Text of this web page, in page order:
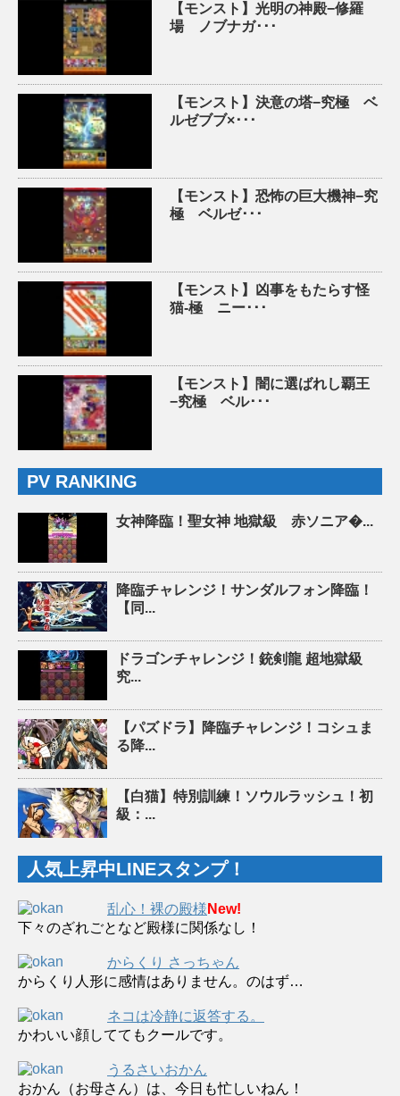
【モンスト】光明の神殿−修羅
場 ノブナガ･･･
【モンスト】決意の塔−究極 ベ
ルゼブブ×･･･
【モンスト】恐怖の巨大機神−究
極 ベルゼ･･･
【モンスト】凶事をもたらす怪
猫-極 ニー･･･
【モンスト】闇に選ばれし覇王
−究極 ベル･･･
PV RANKING
女神降臨！聖女神 地獄級 赤ソニア�...
降臨チャレンジ！サンダルフォン降臨！
【同...
ドラゴンチャレンジ！銃剣龍 超地獄級
究...
【パズドラ】降臨チャレンジ！コシュま
る降...
【白猫】特別訓練！ソウルラッシュ！初
級：...
人気上昇中LINEスタンプ！
乱心！裸の殿様 New!
下々のざれごとなど殿様に関係なし！
からくり さっちゃん
からくり人形に感情はありません。のはず…
ネコは冷静に返答する。
かわいい顔しててもクールです。
うるさいおかん
おかん（お母さん）は、今日も忙しいねん！